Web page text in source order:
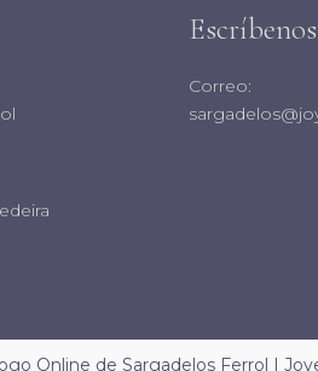
Correo:
Online de Sargadelos Ferrol |